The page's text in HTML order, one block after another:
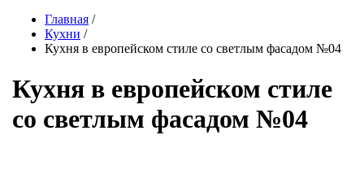
Главная /
Кухни /
Кухня в европейском стиле со светлым фасадом №04
Кухня в европейском стиле
со светлым фасадом №04